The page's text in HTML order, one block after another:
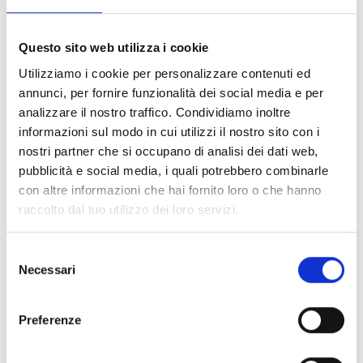
Questo sito web utilizza i cookie
Utilizziamo i cookie per personalizzare contenuti ed
annunci, per fornire funzionalità dei social media e per
analizzare il nostro traffico. Condividiamo inoltre
informazioni sul modo in cui utilizzi il nostro sito con i
nostri partner che si occupano di analisi dei dati web,
pubblicità e social media, i quali potrebbero combinarle
con altre informazioni che hai fornito loro o che hanno
raccolto dal tuo utilizzo dei loro servizi.
delNecessari
Preferenze
Central Office (Rome)
IAPS Rome
IASF Milan
IASF Palermo
IRA Bologna
Abruzzo Observatory
Arcetri Observatory (FI)
Bologna Observatory
Brera Observatory
Cagliari Observatory
Catania Observatory
Rome Observatory